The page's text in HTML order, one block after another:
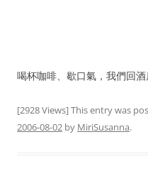
喝杯咖啡、歇口氣，我們回
[2928 Views] This entry was
2006-08-02 by MiriSusanna.